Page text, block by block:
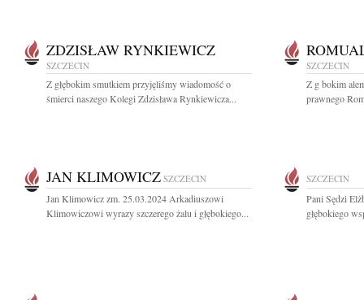
ZDZISŁAW RYNKIEWICZ
SZCZECIN
Z głębokim smutkiem przyjęliśmy wiadomość o
śmierci naszego Kolegi Zdzisława Rynkiewicza...
SZCZECIN
Z g bokim
prawnego
JAN KLIMOWICZ SZCZECIN
Jan Klimowicz zm. 25.03.2024 Arkadiuszowi
Klimowiczowi wyrazy szczerego żalu i głębokiego...
SZCZECIN
Pani Sędzi
głębokiego